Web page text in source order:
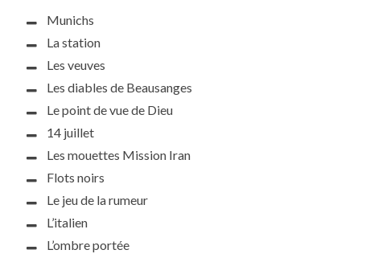
Munichs
La station
Les veuves
Les diables de Beausanges
Le point de vue de Dieu
14 juillet
Les mouettes Mission Iran
Flots noirs
Le jeu de la rumeur
L’italien
L’ombre portée